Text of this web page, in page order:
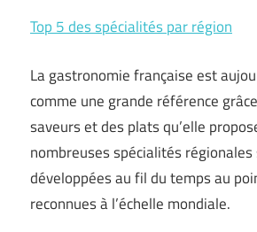
Top 5 des spécialités par région
La gastronomie française est
comme une grande référence
saveurs et des plats qu’elle
nombreuses spécialités
développées au fil du temps au
reconnues à l’échelle mondiale.